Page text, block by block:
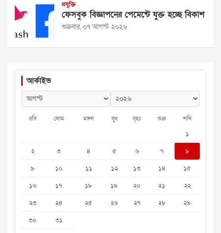
প্রযুক্তি
ফেসবুক বিজ্ঞাপনের পেমেন্টে যুক্ত হচ্ছে বিকাশ
শুক্রবার, ০৭ আগস্ট ২০২৬
আর্কাইভ
রবি সোম মঙ্গল বুধ বৃহঃ শুক্র শনি
১
২
৩ ৪ ৫ ৬ ৭
৮
৯
১০ ১১ ১২ ১৩ ১৪
১৫
১৬
১৭ ১৮ ১৯ ২০ ২১
২২
২৩
২৪ ২৫ ২৬ ২৭ ২৮
২৯
৩০
৩১